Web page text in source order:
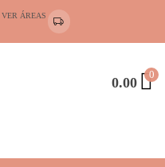
VER ÁREAS
0.00 0